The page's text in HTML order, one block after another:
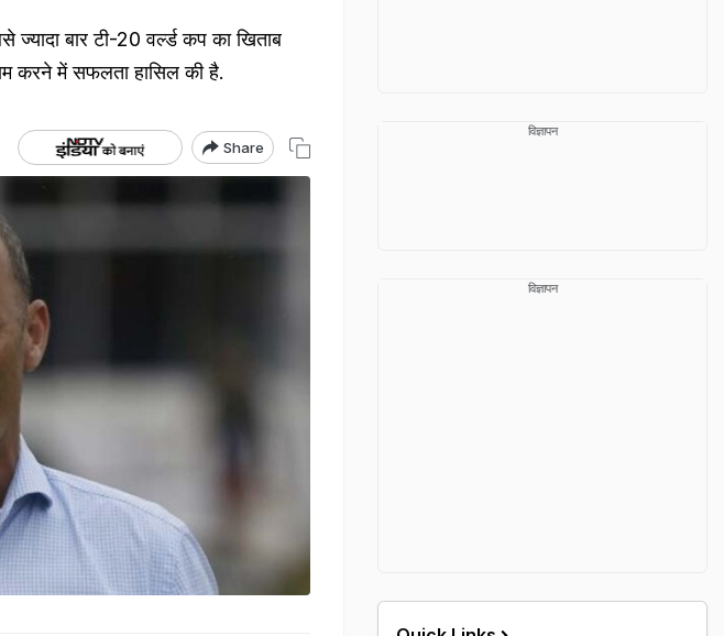
बार टी-20 वर्ल्ड कप का खिताब
करने में सफलता हासिल की है.
Share
विज्ञापन
विज्ञापन